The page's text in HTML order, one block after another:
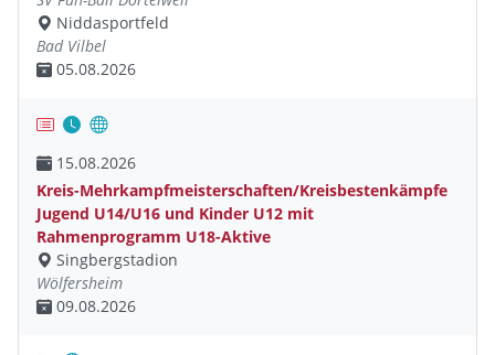
Niddasportfeld
Bad Vilbel
05.08.2026
15.08.2026
Kreis-Mehrkampfmeisterschaften/Kreisbestenkämpfe
Jugend U14/U16 und Kinder U12 mit
Rahmenprogramm U18-Aktive
Singbergstadion
Wölfersheim
09.08.2026